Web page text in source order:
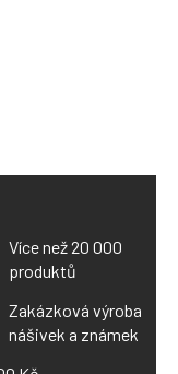
Více než 20 000
produktů
Zakázková výroba
nášivek a známek